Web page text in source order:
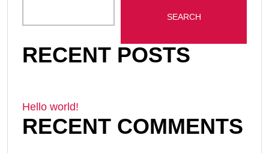
SEARCH
RECENT POSTS
Hello world!
RECENT COMMENTS